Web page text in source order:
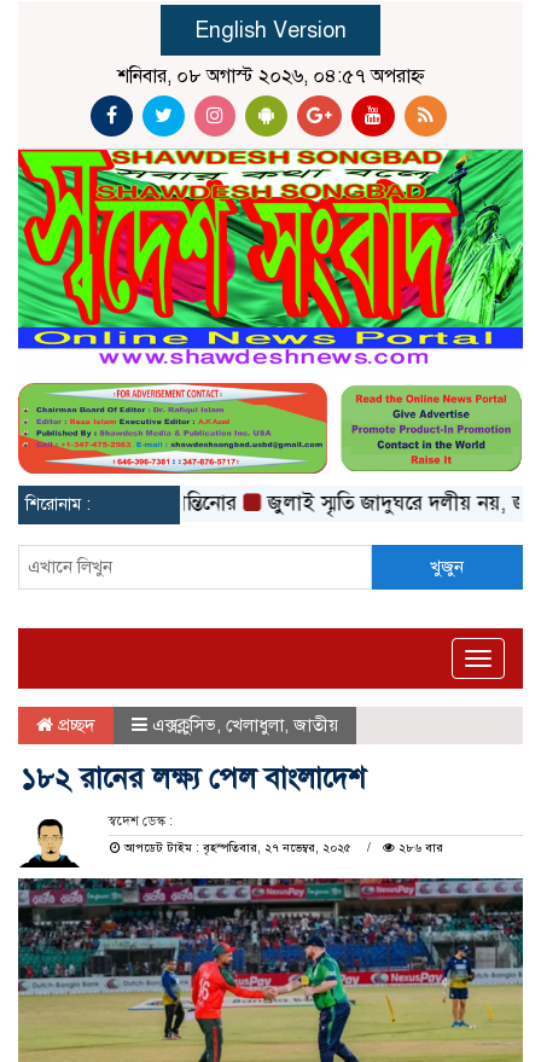
English Version
শনিবার, ০৮ অগাস্ট ২০২৬, ০৪:৫৭ অপরাহ্ন
শিরোনাম :
অস্বীকার ইনফান্তিনোর জুলাই স্মৃতি জাদুঘরে দলীয় নয়, জাতীয়
খুজুন
Toggle
প্রচ্ছদ এক্সক্লুসিভ খেলাধুলা,জাতীয়
১৮২ রানের লক্ষ্য পেল বাংলাদেশ
স্বদেশ ডেস্ক :
আপডেট টাইম : বৃহস্পতিবার, ২৭ নভেম্বর, ২০২৫
২৮৬ বার